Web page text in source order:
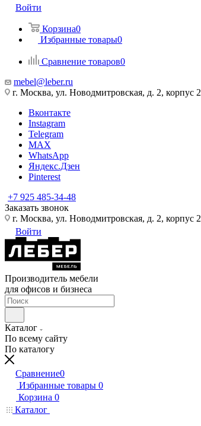
Войти
Корзина0
Избранные товары0
Сравнение товаров0
mebel@leber.ru
г. Москва, ул. Новодмитровская, д. 2, корпус 2
Вконтакте
Instagram
Telegram
MAX
WhatsApp
Яндекс.Дзен
Pinterest
+7 925 485-34-48
Заказать звонок
г. Москва, ул. Новодмитровская, д. 2, корпус 2
Войти
Производитель мебели
для офисов и бизнеса
Каталог
По всему сайту
По каталогу
Сравнение0
Избранные товары 0
Корзина 0
Каталог